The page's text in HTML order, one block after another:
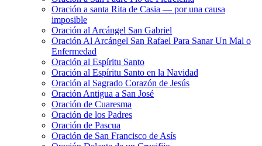
Oración a santa Rita de Casia — por una causa
imposible
Oración al Arcángel San Gabriel
Oración Al Arcángel San Rafael Para Sanar Un Mal o
Enfermedad
Oración al Espíritu Santo
Oración al Espíritu Santo en la Navidad
Oración al Sagrado Corazón de Jesús
Oración Antigua a San José
Oración de Cuaresma
Oración de los Padres
Oración de Pascua
Oración de San Francisco de Asís